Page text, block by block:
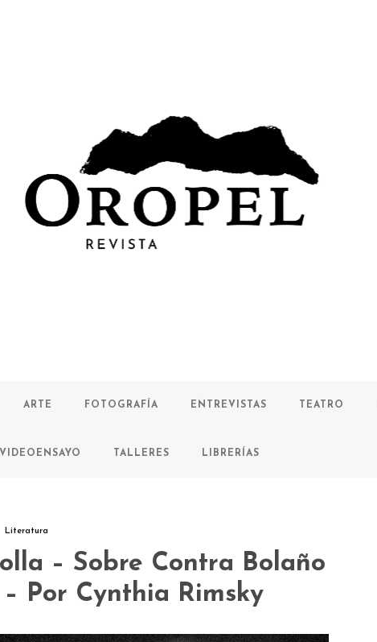
ARTE FOTOGRAFÍA ENTREVISTAS TEATRO
VIDEOENSAYO TALLERES LIBRERÍAS
Literatura
– Sobre Contra Bolaño
Por Cynthia Rimsky